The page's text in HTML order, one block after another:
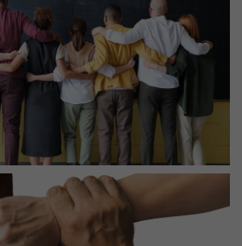
unserer Website externe Inhalte, um
anzubieten.